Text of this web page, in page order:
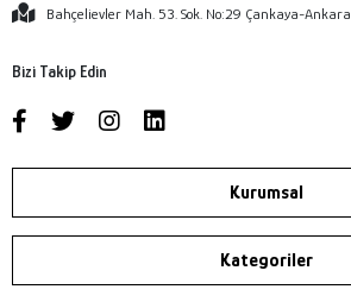
Bahçelievler Mah. 53. Sok. No:29 Çankaya-Ankara
Bizi Takip Edin
Kurumsal
Kategoriler